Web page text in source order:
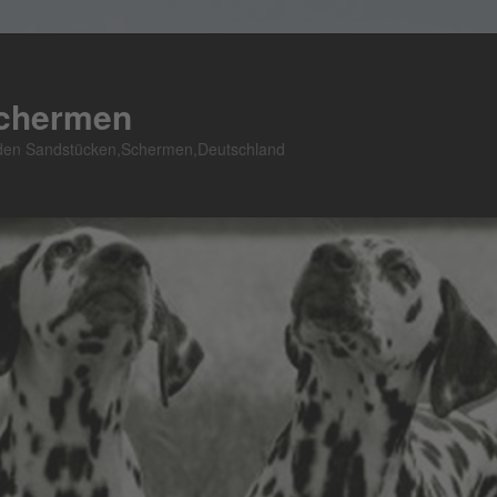
Sandstücken,Schermen,Deutschland